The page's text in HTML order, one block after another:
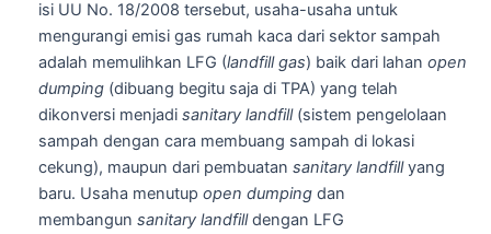
isi UU No. 18/2008 tersebut, usaha-usaha untuk
mengurangi emisi gas rumah kaca dari sektor sampah
adalah memulihkan LFG (landfill gas) baik dari lahan open
dumping (dibuang begitu saja di TPA) yang telah
dikonversi menjadi sanitary landfill (sistem pengelolaan
sampah dengan cara membuang sampah di lokasi
cekung), maupun dari pembuatan sanitary landfillyang
baru. Usaha menutup open dumping dan
membangun sanitary landfilldengan LFG